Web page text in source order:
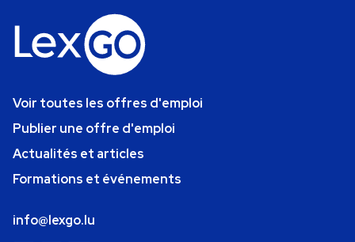
Voir toutes les offres d'emploi
Publier une offre d'emploi
Actualités et articles
Formations et événements
info@lexgo.lu